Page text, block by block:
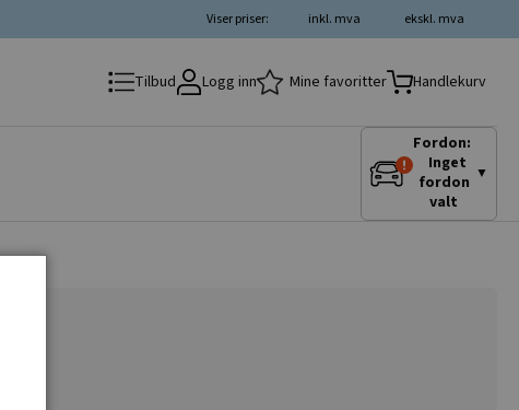
ekskl. mva
inkl. mva
Viser priser:
Tilbud Logg inn Mine favoritter Handlekurv
Fordon:
Inget
fordon
valt
▼